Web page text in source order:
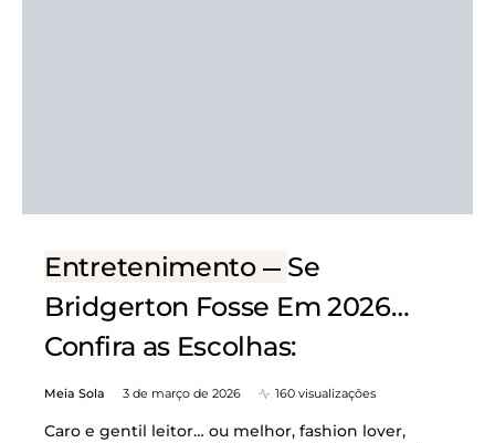
Entretenimento
Se
Bridgerton Fosse Em 2026…
Confira as Escolhas:
Meia Sola 3 de março de 2026 160 visualizações
Caro e gentil leitor… ou melhor, fashion lover,